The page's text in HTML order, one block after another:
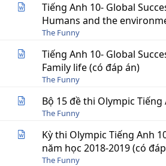
Tiếng Anh 10- Global
Humans and the
The Funny
Tiếng Anh 10- Global
Family life (có đáp án)
The Funny
Bộ 15 đề thi Olympic Tiếng
The Funny
Kỳ thi Olympic Tiếng Anh
năm học 2018-2019 (có
The Funny